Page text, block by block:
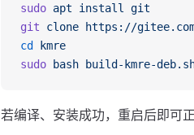
sudo apt install
git
git clone https://gitee.com/
cd kmre
sudo bash build-kmre-
若编译、安装成功，重启后即可